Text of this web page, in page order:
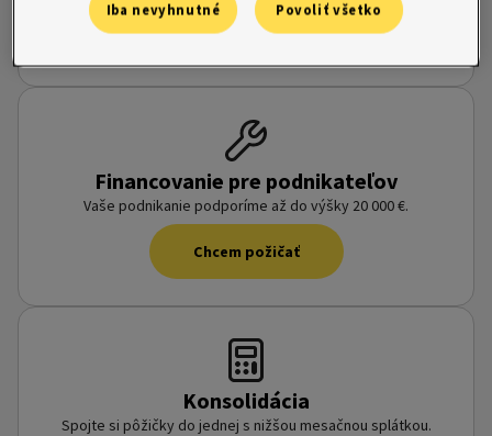
Chcem pôžičku
Financovanie pre podnikateľov
Vaše podnikanie podporíme až do výšky 20 000 €.
Chcem požičať
Konsolidácia
Spojte si pôžičky do jednej s nižšou mesačnou splátkou.
Iba nevyhnutné Povoliť všetko